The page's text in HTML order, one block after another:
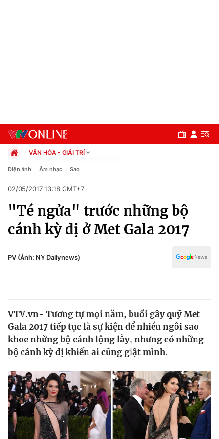
Chuyên mục
Chính trị
Xã hội
Thế giới
Tin tức
Thế giới đó đây
Câu chuyện quốc tế
Tài chính
Thị trường
Góc doanh nghiệp
Dữ liệu và đời sống
Truyền hình
VĂN HÓA - GIẢI TRÍ
Chính trị
Pháp luật
Kinh tế
Thể thao
Truyền hình
Y tế
Điện ảnh Âm nhạc Sao
02/05/2017 13:18 GMT+7
"Té ngửa" trước những bộ
cánh kỳ dị ở Met Gala 2017
PV (Ảnh: NY Dailynews)
VTV.vn- Tương tự mọi năm, buổi gây quỹ Met
Gala 2017 tiếp tục là sự kiện để nhiều ngôi sao
khoe những bộ cánh lộng lẫy, nhưng có những
bộ cánh kỳ dị khiến ai cũng giật mình.